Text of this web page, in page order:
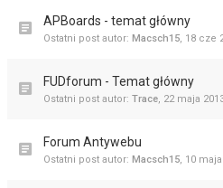
APBoards - temat główny
Ostatni post autor: Macsch15, 18 cze
FUDforum - Temat główny
Ostatni post autor: Trace, 22 maja
Forum Antywebu
Ostatni post autor: Macsch15, 10